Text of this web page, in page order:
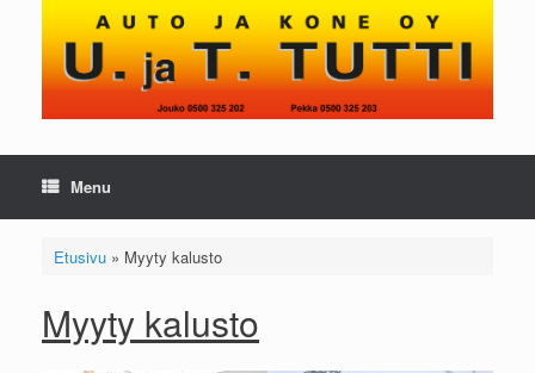
content
Menu
Etusivu» Myyty kalusto
Myyty kalusto